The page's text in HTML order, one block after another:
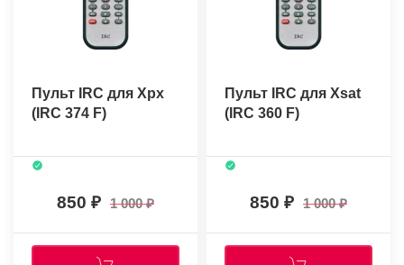
Пульт IRC для Xpx
(IRC 374 F)
850 1 000
Пульт IRC для Xsat
(IRC 360 F)
850 1 000